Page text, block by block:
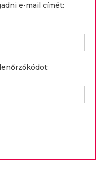
e-mail címét: